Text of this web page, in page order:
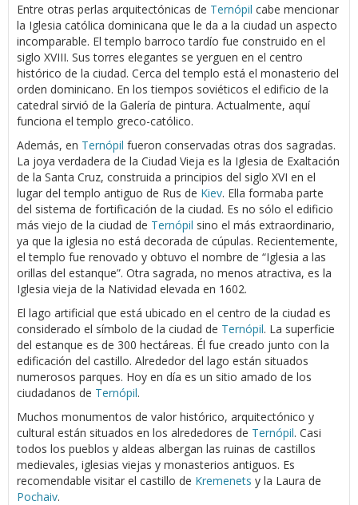
Entre otras perlas arquitectónicas de Ternópil cabe mencionar
la Iglesia católica dominicana que le da a la ciudad un aspecto
incomparable. El templo barroco tardío fue construido en el
siglo XVIII. Sus torres elegantes se yerguen en el centro
histórico de la ciudad. Cerca del templo está el monasterio del
orden dominicano. En los tiempos soviéticos el edificio de la
catedral sirvió de la Galería de pintura. Actualmente, aquí
funciona el templo greco-católico.
Además, en Ternópil fueron conservadas otras dos sagradas.
La joya verdadera de la Ciudad Vieja es la Iglesia de Exaltación
de la Santa Cruz, construida a principios del siglo XVI en el
lugar del templo antiguo de Rus de Kiev. Ella formaba parte
del sistema de fortificación de la ciudad. Es no sólo el edificio
más viejo de la ciudad de Ternópil sino el más extraordinario,
ya que la iglesia no está decorada de cúpulas. Recientemente,
el templo fue renovado y obtuvo el nombre de “Iglesia a las
orillas del estanque”. Otra sagrada, no menos atractiva, es la
Iglesia vieja de la Natividad elevada en 1602.
El lago artificial que está ubicado en el centro de la ciudad es
considerado el símbolo de la ciudad de Ternópil. La superficie
del estanque es de 300 hectáreas. Él fue creado junto con la
edificación del castillo. Alrededor del lago están situados
numerosos parques. Hoy en día es un sitio amado de los
ciudadanos de Ternópil.
Muchos monumentos de valor histórico, arquitectónico y
cultural están situados en los alrededores de Ternópil. Casi
todos los pueblos y aldeas albergan las ruinas de castillos
medievales, iglesias viejas y monasterios antiguos. Es
recomendable visitar el castillo de Kremenets y la Laura de
Pochaiv.